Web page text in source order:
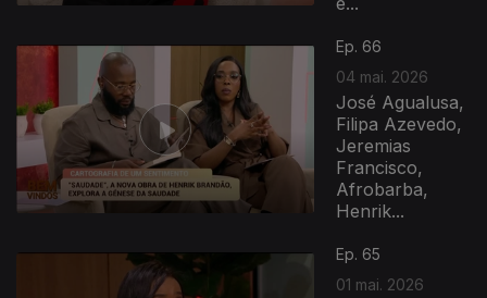
Ep. 66
04 mai. 2026
José Agualusa,
Filipa Azevedo,
Jeremias
Francisco,
Afrobarba,
Henrik...
Ep. 65
01 mai. 2026